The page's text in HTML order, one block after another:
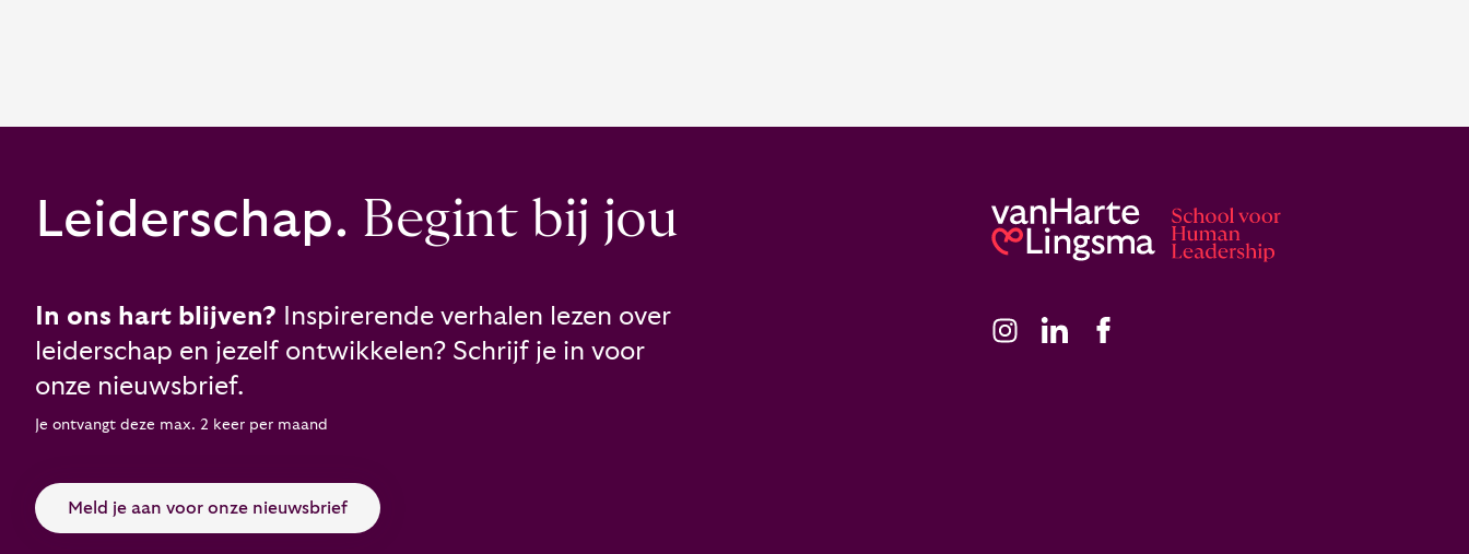
Leiderschap. Begint bij jou
In ons hart blijven? Inspirerende verhalen lezen over
leiderschap en jezelf ontwikkelen? Schrijf je in voor
onze nieuwsbrief.
Je ontvangt deze max. 2 keer per maand
Meld je aan voor onze nieuwsbrief